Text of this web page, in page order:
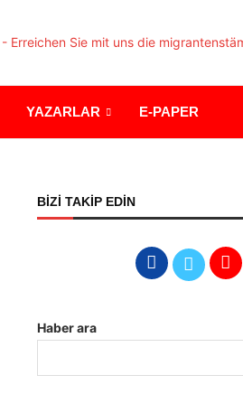
YAZARLAR E-PAPER
BİZİ TAKİP EDİN
Haber ara